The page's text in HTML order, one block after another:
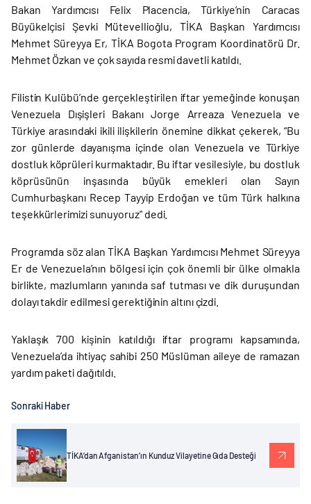
Bakan Yardımcısı Felix Placencia, Türkiye’nin Caracas
Büyükelçisi Şevki Mütevellioğlu, TİKA Başkan Yardımcısı
Mehmet Süreyya Er, TİKA Bogota Program Koordinatörü Dr.
Mehmet Özkan ve çok sayıda resmi davetli katıldı.
Filistin Kulübü’nde gerçekleştirilen iftar yemeğinde konuşan
Venezuela Dışişleri Bakanı Jorge Arreaza Venezuela ve
Türkiye arasındaki ikili ilişkilerin önemine dikkat çekerek, “Bu
zor günlerde dayanışma içinde olan Venezuela ve Türkiye
dostluk köprüleri kurmaktadır. Bu iftar vesilesiyle, bu dostluk
köprüsünün inşasında büyük emekleri olan Sayın
Cumhurbaşkanı Recep Tayyip Erdoğan ve tüm Türk halkına
teşekkürlerimizi sunuyoruz" dedi.
Programda söz alan TİKA Başkan Yardımcısı Mehmet Süreyya
Er de Venezuela’nın bölgesi için çok önemli bir ülke olmakla
birlikte, mazlumların yanında saf tutması ve dik duruşundan
dolayı takdir edilmesi gerektiğinin altını çizdi.
Yaklaşık 700 kişinin katıldığı iftar programı kapsamında,
Venezuela’da ihtiyaç sahibi 250 Müslüman aileye de ramazan
yardım paketi dağıtıldı.
Sonraki Haber
TİKA’dan Afganistan’ın Kunduz Vilayetine Gıda Desteği